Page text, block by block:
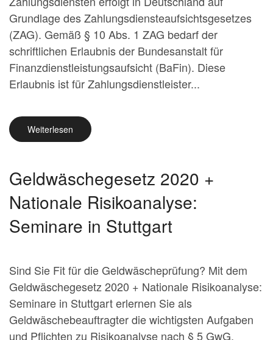
Grundlage des Zahlungsdiensteaufsichtsgesetzes
(ZAG). Gemäß § 10 Abs. 1 ZAG bedarf der
schriftlichen Erlaubnis der Bundesanstalt für
Finanzdienstleistungsaufsicht (BaFin). Diese
Erlaubnis ist für Zahlungsdienstleister...
Weiterlesen
Geldwäschegesetz 2020 +
Nationale Risikoanalyse:
Seminare in Stuttgart
Sind Sie Fit für die Geldwäscheprüfung? Mit dem
Geldwäschegesetz 2020 + Nationale Risikoanalyse:
Seminare in Stuttgart erlernen Sie als
Geldwäschebeauftragter die wichtigsten Aufgaben
und Pflichten zu Risikoanalyse nach § 5 GwG,